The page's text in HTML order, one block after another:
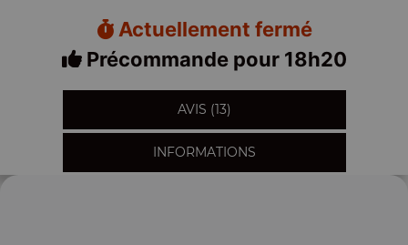
Actuellement fermé
Précommande pour 18h20
AVIS (13)
INFORMATIONS